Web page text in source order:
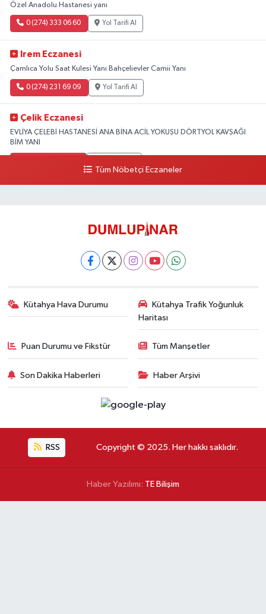
Özel Anadolu Hastanesi yanı
0 (274) 333 06 60 Yol Tarifi Al
Irem Eczanesi
Çamlıca Yolu Saat Kulesi Yanı Bahçelievler Camii Yanı
0 (274) 231 69 09 Yol Tarifi Al
Çelik Eczanesi
EVLİYA ÇELEBİ HASTANESİ ANA BİNA ACİL YOKUŞU DÖRTYOL KAVŞAĞI
BİM YANI
Tüm Nöbetçi Eczaneler
Kütahya Hava Durumu
Kütahya Trafik Yoğunluk
Haritası
Puan Durumu ve Fikstür Tüm Manşetler
Son Dakika Haberleri Haber Arşivi
RSS Copyright © 2025. Her hakkı saklıdır.
Haber Yazılımı: TE Bilişim